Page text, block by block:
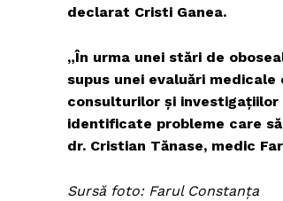
declarat Cristi Ganea.
„În urma unei stări de
supus unei evaluări
consulturilor și
identificate probleme care
dr. Cristian Tănase, medic
Sursă foto: Farul Constanța